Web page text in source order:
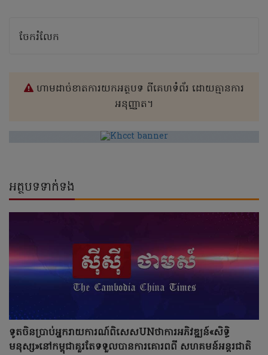
ចែករំលែក
ហាមដាច់ខាតការយកអត្ថបទ ពីគេហទំព័រ ដោយគ្មានការ
អនុញ្ញាត។
អត្ថបទទាក់ទង
ទូតចិនប្រាប់អ្នករាយការណ៍ពិសេសUNថាការអភិវឌ្ឍន៍«សិទ្ធិ
មនុស្ស»នៅកម្ពុជាគួរតែទទួលបានការគោរពពី សហគមន៍អន្តរជាតិ